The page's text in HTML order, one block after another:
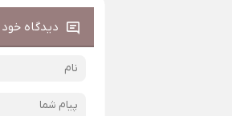
دیدگاه خود